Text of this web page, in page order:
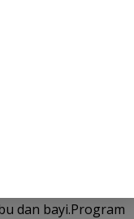
harus dijadikan
Saya ingin
memastikan
prioritas,”
telah
komitmen
angka
dan bayi.Program